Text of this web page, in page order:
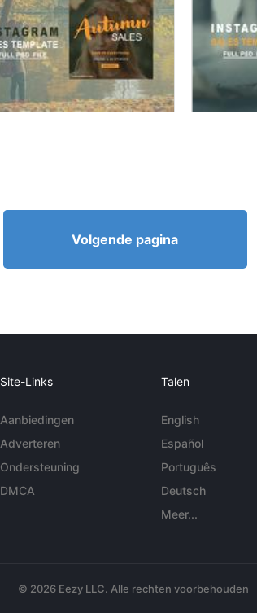
Volgende pagina
Site-Links
Aanbiedingen
Adverteren
Ondersteuning
DMCA
Talen
English
Español
Português
Deutsch
Meer...
© 2026 Eezy LLC. Alle rechten voorbehouden